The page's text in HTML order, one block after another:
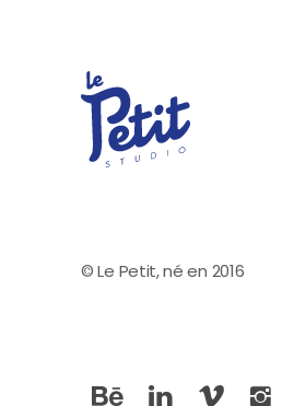
© Le Petit, né en 2016